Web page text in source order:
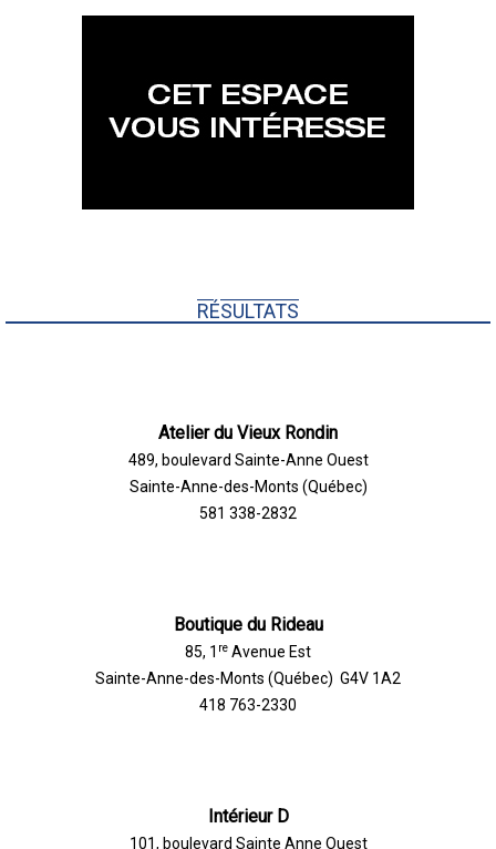
RÉSULTATS
Atelier du Vieux Rondin
489, boulevard Sainte-Anne Ouest
Sainte-Anne-des-Monts (Québec)
581 338-2832
Boutique du Rideau
85, 1 re Avenue Est
Sainte-Anne-des-Monts (Québec) G4V 1A2
418 763-2330
Intérieur D
101, boulevard Sainte Anne Ouest